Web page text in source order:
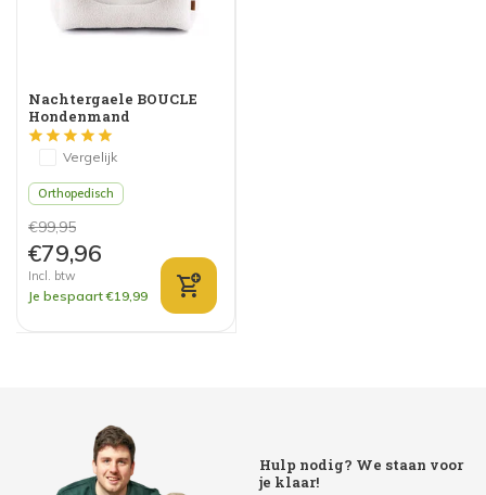
Nachtergaele BOUCLE
Hondenmand
Orthopedisch Beige
Vergelijk
Orthopedisch
€99,95
€79,96
Incl. btw
Je bespaart €19,99
Hulp nodig? We staan voor
je klaar!